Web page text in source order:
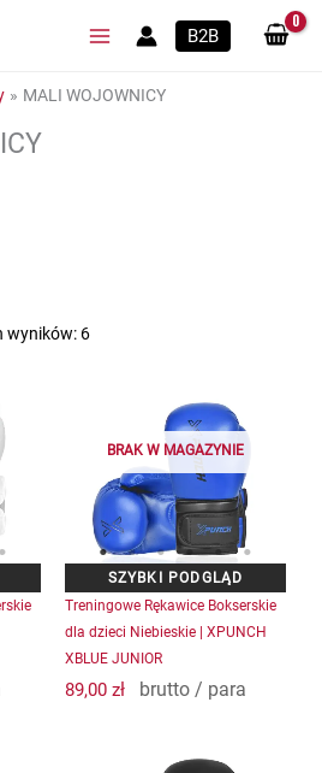
B2B
MALI WOJOWNICY
wyników: 6
BRAK W MAGAZYNIE
Treningowe Rękawice Bokserskie
dla dzieci Niebieskie | XPUNCH
XBLUE JUNIOR
89,00 zł brutto / para